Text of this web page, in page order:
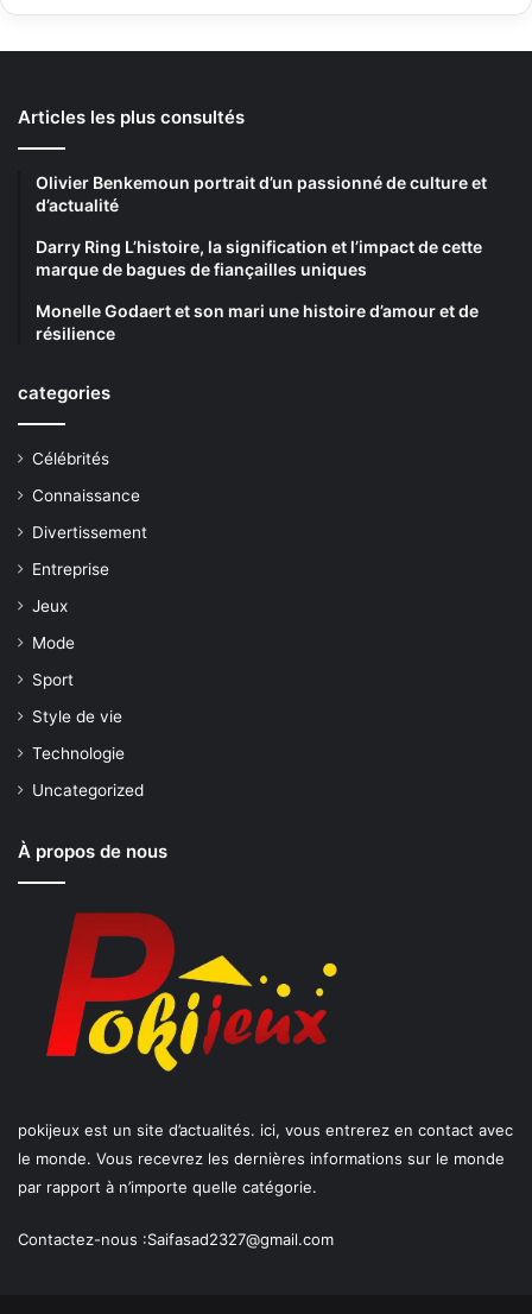
Articles les plus consultés
Olivier Benkemoun portrait d’un passionné de culture et
d’actualité
Darry Ring L’histoire, la signification et l’impact de cette
marque de bagues de fiançailles uniques
Monelle Godaert et son mari une histoire d’amour et de
résilience
categories
Célébrités
Connaissance
Divertissement
Entreprise
Jeux
Mode
Sport
Style de vie
Technologie
Uncategorized
À propos de nous
pokijeux est un site d’actualités. ici, vous entrerez en contact avec
le monde. Vous recevrez les dernières informations sur le monde
par rapport à n’importe quelle catégorie.
Contactez-nous :Saifasad2327@gmail.com